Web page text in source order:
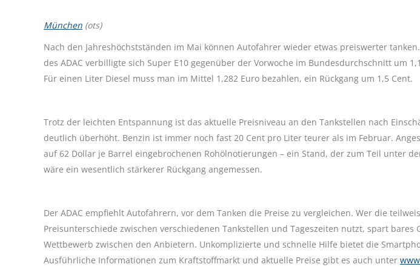
München (ots)
Nach den Jahreshöchstständen im Mai können Autofahrer wieder etwas preiswerter
des ADAC verbilligte sich Super E10 gegenüber der Vorwoche im Bundesdurchschnitt um
Für einen Liter Diesel muss man im Mittel 1,282 Euro bezahlen, ein Rückgang um 1,5 Cent.
Trotz der leichten Entspannung ist das aktuelle Preisniveau an den Tankstellen nach
deutlich überhöht. Benzin ist immer noch fast 20 Cent pro Liter teurer als im Februar.
auf 62 Dollar je Barrel eingebrochenen Rohölnotierungen – ein Stand, der zum Teil unter
wäre ein wesentlich stärkerer Rückgang angemessen.
Der ADAC empfiehlt Autofahrern, vor dem Tanken die Preise zu vergleichen. Wer die
Preisunterschiede zwischen verschiedenen Tankstellen und Tageszeiten nutzt, spart bares
Wettbewerb zwischen den Anbietern. Unkomplizierte und schnelle Hilfe bietet die
Ausführliche Informationen zum Kraftstoffmarkt und aktuelle Preise gibt es auch unter